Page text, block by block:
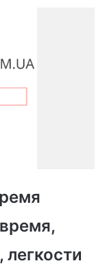
легкости